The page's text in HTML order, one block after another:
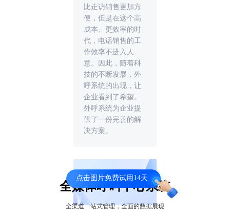
比走访销售更加方
便，但是在这个高
成本、更效率的时
代，电话销售的工
作效率不进入人
意。因此，随着科
技的不断发展，外
呼系统的出现，让
企业看到了希望。
外呼系统为企业提
供了一份完善的解
决方案。
全媒体呼叫中心系统
全渠道一站式管理，全面的数据展现
点击图片免费试用14天